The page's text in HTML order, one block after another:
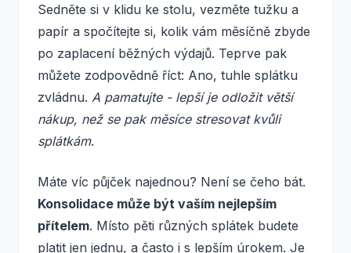
Sedněte si v klidu ke stolu, vezměte tužku a
papír a spočítejte si, kolik vám měsíčně zbyde
po zaplacení běžných výdajů. Teprve pak
můžete zodpovědně říct: Ano, tuhle splátku
zvládnu. A pamatujte - lepší je odložit větší
nákup, než se pak měsíce stresovat kvůli
splátkám.
Máte víc půjček najednou? Není se čeho bát.
Konsolidace může být vaším nejlepším
přítelem. Místo pěti různých splátek budete
platit jen jednu, a často i s lepším úrokem. Je